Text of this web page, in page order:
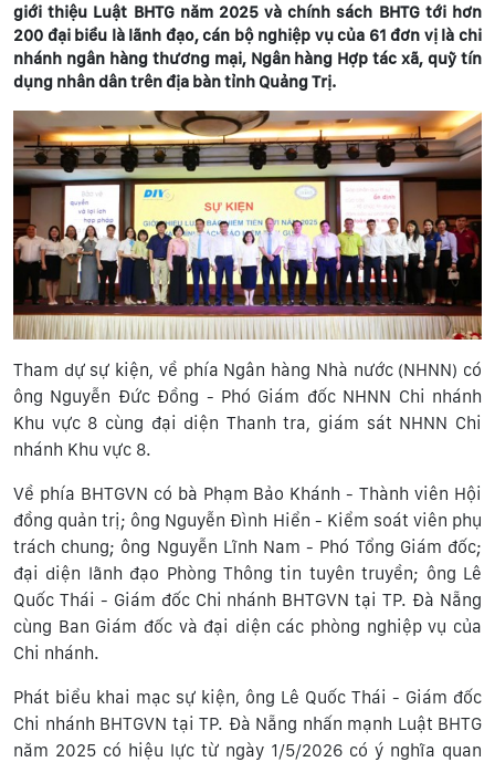
giới thiệu Luật BHTG năm 2025 và chính sách BHTG tới hơn
200 đại biểu là lãnh đạo, cán bộ nghiệp vụ của 61 đơn vị là chi
nhánh ngân hàng thương mại, Ngân hàng Hợp tác xã, quỹ tín
dụng nhân dân trên địa bàn tỉnh Quảng Trị.
Tham dự sự kiện, về phía Ngân hàng Nhà nước (NHNN) có
ông Nguyễn Đức Đồng - Phó Giám đốc NHNN Chi nhánh
Khu vực 8 cùng đại diện Thanh tra, giám sát NHNN Chi
nhánh Khu vực 8.
Về phía BHTGVN có bà Phạm Bảo Khánh - Thành viên Hội
đồng quản trị; ông Nguyễn Đình Hiển - Kiểm soát viên phụ
trách chung; ông Nguyễn Lĩnh Nam - Phó Tổng Giám đốc;
đại diện lãnh đạo Phòng Thông tin tuyên truyền; ông Lê
Quốc Thái - Giám đốc Chi nhánh BHTGVN tại TP. Đà Nẵng
cùng Ban Giám đốc và đại diện các phòng nghiệp vụ của
Chi nhánh.
Phát biểu khai mạc sự kiện, ông Lê Quốc Thái - Giám đốc
Chi nhánh BHTGVN tại TP. Đà Nẵng nhấn mạnh Luật BHTG
năm 2025 có hiệu lực từ ngày 1/5/2026 có ý nghĩa quan